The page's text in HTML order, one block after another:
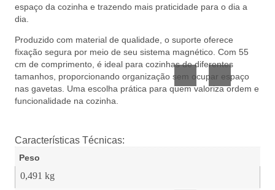
de
Vidro
e
Presente
espaço da cozinha e trazendo mais praticidade para o dia a
dia.
Produzido com material de qualidade, o suporte oferece
fixação segura por meio de seu sistema magnético. Com 55
cm de comprimento, é ideal para cozinhas de diferentes
tamanhos, proporcionando organização sem ocupar espaço
nas gavetas. Uma escolha prática para quem valoriza ordem e
funcionalidade na cozinha.
Características Técnicas:
Peso
0,491 kg